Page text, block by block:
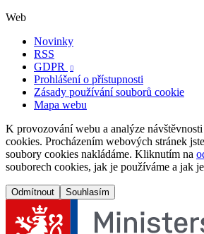
Web
Novinky
RSS
GDPR

Prohlášení o přístupnosti
Zásady používání souborů cookie
Mapa webu
K provozování webu a analýze
cookies. Procházením webových stránek
soubory cookies nakládáme. Kliknutím na
souborech cookies, jak je používáme a jak
Odmítnout Souhlasím